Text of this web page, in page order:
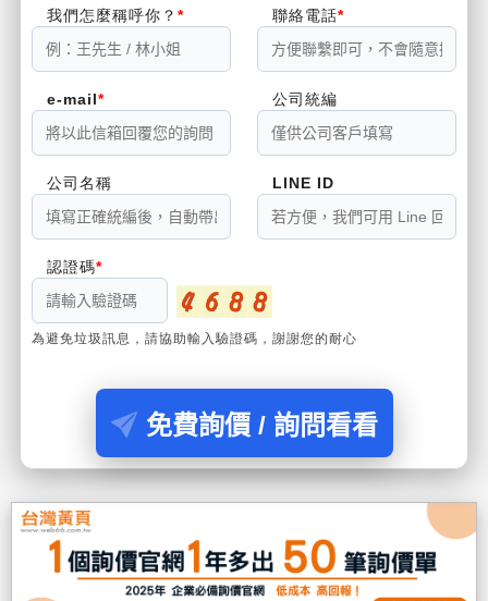
我們怎麼稱呼你？ 聯絡電話
e-mail 公司統編
公司名稱 LINE ID
認證碼
為避免垃圾訊息，請協助輸入驗證碼，謝謝您的耐心
免費詢價 / 詢問看看